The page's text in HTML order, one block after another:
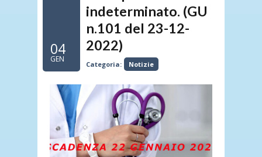
04
GEN
indeterminato. (GU
n.101 del 23-12-
2022)
Categoria: Notizie